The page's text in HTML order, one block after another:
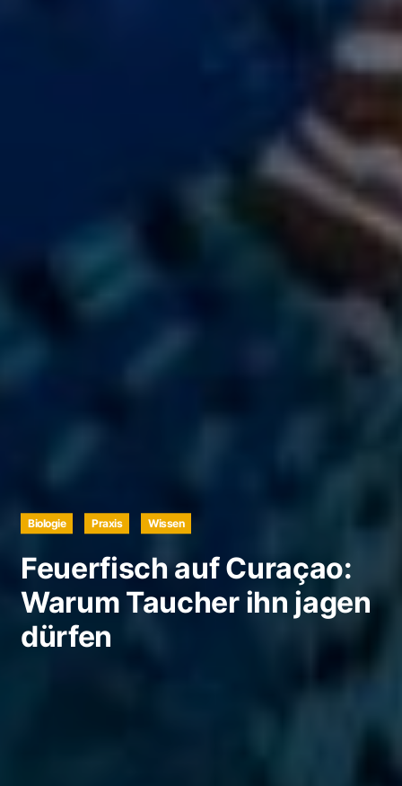
Biologie Praxis Wissen
Feuerfisch auf Curaçao:
Warum Taucher ihn jagen
dürfen